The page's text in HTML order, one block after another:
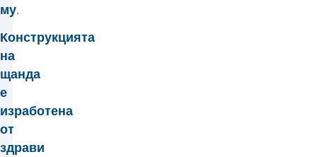
му.
Конструкцията
на
щанда
е
изработена
от
здрави